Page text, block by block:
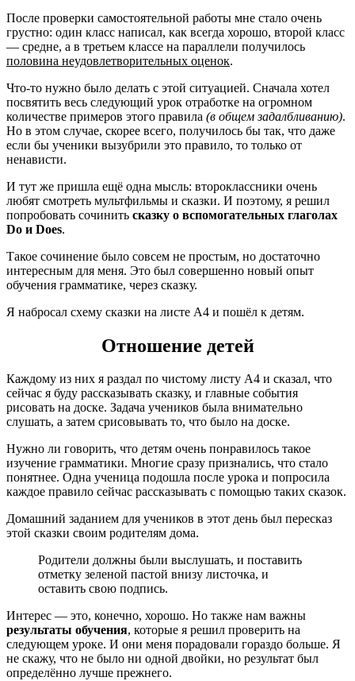
После проверки самостоятельной работы мне стало очень
грустно: один класс написал, как всегда хорошо, второй класс
— средне, а в третьем классе на параллели получилось
половина неудовлетворительных оценок.
Что-то нужно было делать с этой ситуацией. Сначала хотел
посвятить весь следующий урок отработке на огромном
количестве примеров этого правила (в общем задалбливанию).
Но в этом случае, скорее всего, получилось бы так, что даже
если бы ученики вызубрили это правило, то только от
ненависти.
И тут же пришла ещё одна мысль: второклассники очень
любят смотреть мультфильмы и сказки. И поэтому, я решил
попробовать сочинить сказку о вспомогательных глаголах
Do и Does.
Такое сочинение было совсем не простым, но достаточно
интересным для меня. Это был совершенно новый опыт
обучения грамматике, через сказку.
Я набросал схему сказки на листе А4 и пошёл к детям.
Отношение детей
Каждому из них я раздал по чистому листу А4 и сказал, что
сейчас я буду рассказывать сказку, и главные события
рисовать на доске. Задача учеников была внимательно
слушать, а затем срисовывать то, что было на доске.
Нужно ли говорить, что детям очень понравилось такое
изучение грамматики. Многие сразу признались, что стало
понятнее. Одна ученица подошла после урока и попросила
каждое правило сейчас рассказывать с помощью таких сказок.
Домашний заданием для учеников в этот день был пересказ
этой сказки своим родителям дома.
Родители должны были выслушать, и поставить
отметку зеленой пастой внизу листочка, и
оставить свою подпись.
Интерес — это, конечно, хорошо. Но также нам важны
результаты обучения, которые я решил проверить на
следующем уроке. И они меня порадовали гораздо больше. Я
не скажу, что не было ни одной двойки, но результат был
определённо лучше прежнего.